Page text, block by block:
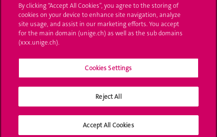
Bibliothèque
Calendrier académique
Médias sociaux UNIGE
By clicking “Accept All Cookies”, you agree to the storing of
cookies on your device to enhance site navigation, analyze
site usage, and assist in our marketing efforts. You accept
for the main domain (unige.ch) as well as the sub domains
(xxx.unige.ch).
Cookies Settings
Reject All
Accept All Cookies